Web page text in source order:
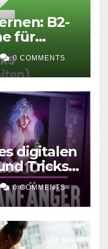
B2-
für
0 COMMENTS
digitalen
Tricks
0 COMMENTS